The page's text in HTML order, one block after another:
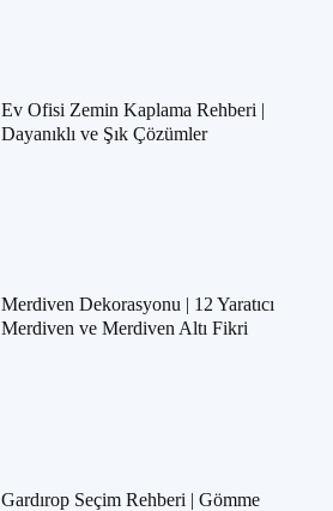
Ev Ofisi Zemin Kaplama Rehberi |
Dayanıklı ve Şık Çözümler
Merdiven Dekorasyonu | 12 Yaratıcı
Merdiven ve Merdiven Altı Fikri
Gardırop Seçim Rehberi | Gömme